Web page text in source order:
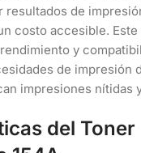
resultados de
costo accesible.
y
de impresión
impresiones nítidas
del Toner